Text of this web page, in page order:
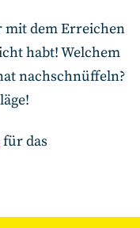
mit dem Erreichen
habt! Welchem
nachschnüffeln?
für das